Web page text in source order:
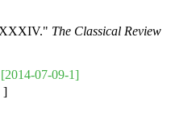
The Classical Review
[2014-07-09-1]
]